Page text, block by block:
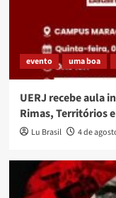
evento uma boa
UERJ recebe aula
Rimas, Territórios
Lu Brasil 4 de